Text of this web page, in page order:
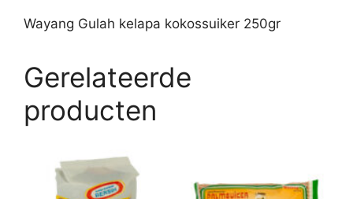
Wayang Gulah kelapa kokossuiker 250gr
Gerelateerde
producten